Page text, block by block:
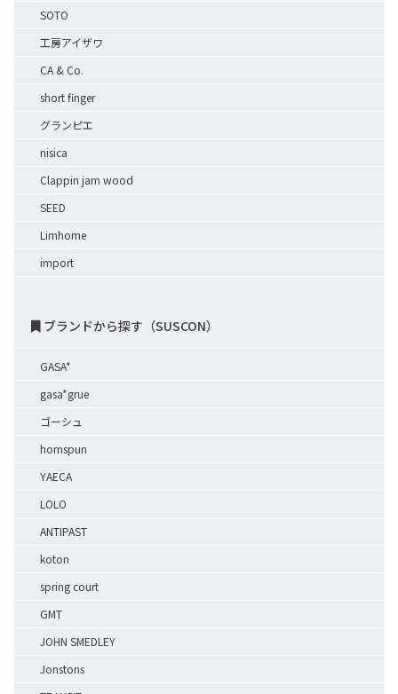
SOTO
工房アイザワ
CA & Co.
short finger
グランピエ
nisica
Clappin jam wood
SEED
Limhome
import
ブランドから探す（SUSCON）
GASA*
gasa*grue
ゴーシュ
homspun
YAECA
LOLO
ANTIPAST
koton
spring court
GMT
JOHN SMEDLEY
Jonstons